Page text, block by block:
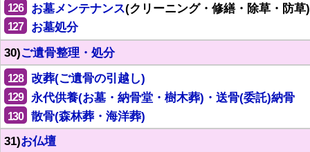
126 お墓メンテナンス(クリーニング・修繕・除草・防草)
127
お墓処分
30)ご遺骨整理・処分
128 改葬(ご遺骨の引越し)
129 永代供養(お墓・納骨堂・樹木葬)・送骨(委託)納骨
130
散骨(森林葬・海洋葬)
31)お仏壇